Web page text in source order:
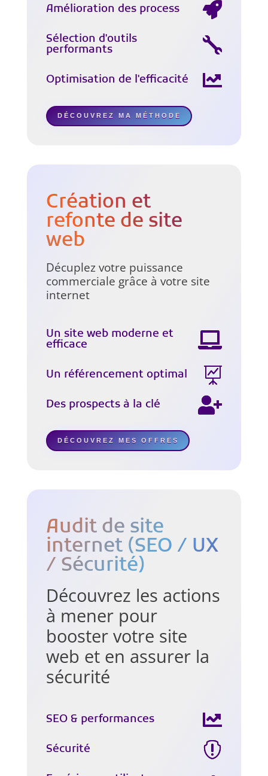
Amélioration des process
Sélection d'outils
performants
Optimisation de l'efficacité
DÉCOUVREZ MA MÉTHODE
Création et
refonte de site
web
Décuplez votre puissance
commerciale grâce à votre site
internet
Un site web moderne et
efficace
Un référencement optimal
Des prospects à la clé
DÉCOUVREZ MES OFFRES
Audit de site
internet (SEO / UX
/ Sécurité)
Découvrez les actions
à mener pour
booster votre site
web et en assurer la
sécurité
SEO & performances
Sécurité